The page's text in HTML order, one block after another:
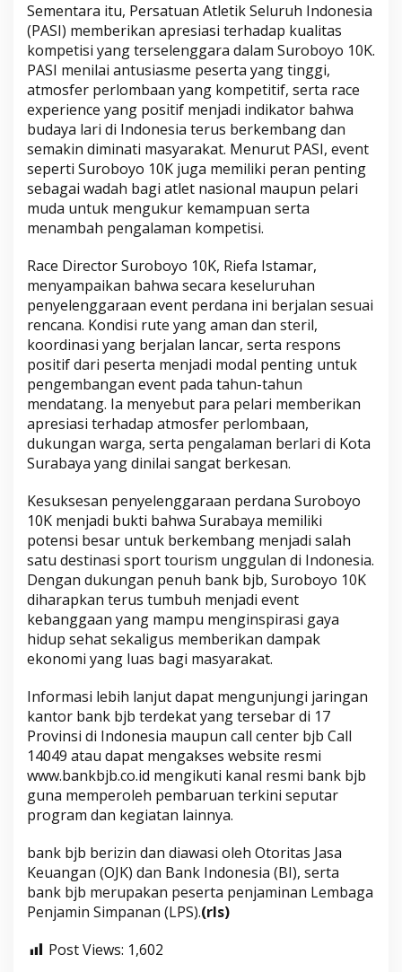
Sementara itu, Persatuan Atletik Seluruh Indonesia
(PASI) memberikan apresiasi terhadap kualitas
kompetisi yang terselenggara dalam Suroboyo 10K.
PASI menilai antusiasme peserta yang tinggi,
atmosfer perlombaan yang kompetitif, serta race
experience yang positif menjadi indikator bahwa
budaya lari di Indonesia terus berkembang dan
semakin diminati masyarakat. Menurut PASI, event
seperti Suroboyo 10K juga memiliki peran penting
sebagai wadah bagi atlet nasional maupun pelari
muda untuk mengukur kemampuan serta
menambah pengalaman kompetisi.
Race Director Suroboyo 10K, Riefa Istamar,
menyampaikan bahwa secara keseluruhan
penyelenggaraan event perdana ini berjalan sesuai
rencana. Kondisi rute yang aman dan steril,
koordinasi yang berjalan lancar, serta respons
positif dari peserta menjadi modal penting untuk
pengembangan event pada tahun-tahun
mendatang. Ia menyebut para pelari memberikan
apresiasi terhadap atmosfer perlombaan,
dukungan warga, serta pengalaman berlari di Kota
Surabaya yang dinilai sangat berkesan.
Kesuksesan penyelenggaraan perdana Suroboyo
10K menjadi bukti bahwa Surabaya memiliki
potensi besar untuk berkembang menjadi salah
satu destinasi sport tourism unggulan di Indonesia.
Dengan dukungan penuh bank bjb, Suroboyo 10K
diharapkan terus tumbuh menjadi event
kebanggaan yang mampu menginspirasi gaya
hidup sehat sekaligus memberikan dampak
ekonomi yang luas bagi masyarakat.
Informasi lebih lanjut dapat mengunjungi jaringan
kantor bank bjb terdekat yang tersebar di 17
Provinsi di Indonesia maupun call center bjb Call
14049 atau dapat mengakses website resmi
www.bankbjb.co.id mengikuti kanal resmi bank bjb
guna memperoleh pembaruan terkini seputar
program dan kegiatan lainnya.
bank bjb berizin dan diawasi oleh Otoritas Jasa
Keuangan (OJK) dan Bank Indonesia (BI), serta
bank bjb merupakan peserta penjaminan Lembaga
Penjamin Simpanan (LPS).(rls)
Post Views: 1,602